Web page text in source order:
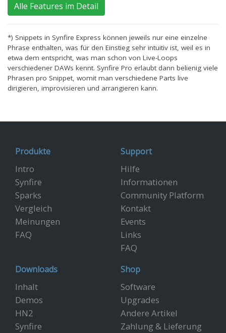
Alle Features im Detail
*) Snippets in Synfire Express können jeweils nur eine einzelne
Phrase enthalten, was für den Einstieg sehr intuitiv ist, weil es in
etwa dem entspricht, was man schon von Live-Loops
verschiedener DAWs kennt. Synfire Pro erlaubt dann belienig viele
Phrasen pro Snippet, womit man verschiedene Parts live
dirigieren, improvisieren und arrangieren kann.
Produkte
Intro
Synfire
Sparks
Vergleich
Meinungen
FAQ
Support
Hilfe
Informationen
Community Platform
Kontakt
Events
Links
FAQ
Downloads
Inhalt
Demos
HN2
Synfire
Shop
Software
Upgrades
Andere Artikel
Zahlung & Lieferung